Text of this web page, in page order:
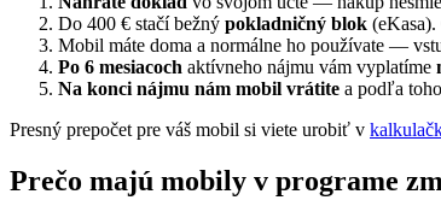
Do 400 € stačí bežný pokladničný blok
Mobil máte doma a normálne ho používate —
Po 6 mesiacoch aktívneho nájmu vám vyplatíme
Na konci nájmu nám mobil vrátite a podľa
Presný prepočet pre váš mobil si viete urobiť v
Prečo majú mobily v programe